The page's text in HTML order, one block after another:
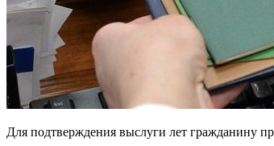
Для подтверждения выслуги лет гражданину